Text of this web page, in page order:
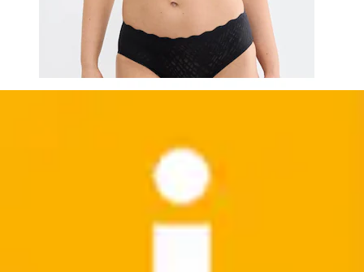
25,99 €